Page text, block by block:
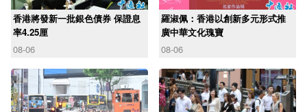
香港將發新一批銀色債券 保證息
率4.25厘
08-06
羅淑佩：香港以創新多元形式推
廣中華文化瑰寶
08-06